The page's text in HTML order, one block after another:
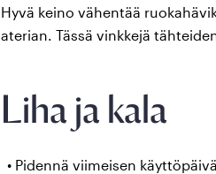
Hyvä keino vähentää
aterian. Tässä vinkkejä
Liha ja kala
Pidennä viimeisen